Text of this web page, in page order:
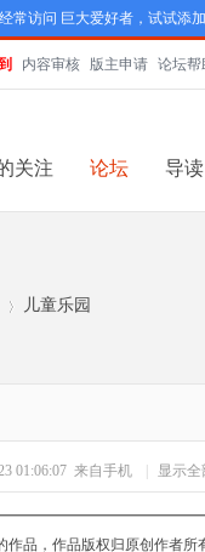
常访问 巨大爱好者，试试添
内容审核 版主申请 论坛帮
关注 论坛 导读
儿童乐园
01:06:07 来自手机 显示
作品，作品版权归原创作者所